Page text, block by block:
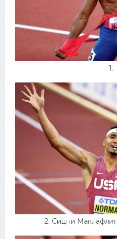
1.
2. Сидни Маклафлин
Футбол
Велогонки
Конькобежный спорт
Тренажеры
Интерьеры квартир